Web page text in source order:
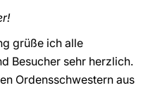
grüße ich alle
Besucher sehr herzlich.
Ordensschwestern aus